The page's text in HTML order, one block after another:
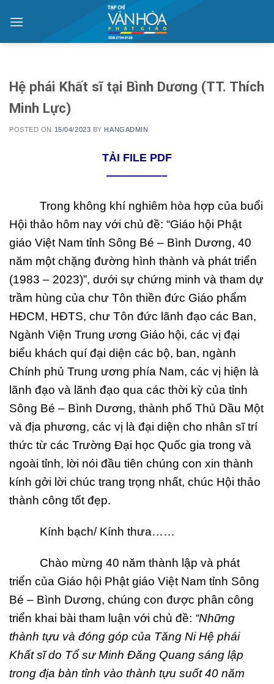
Hệ phái Khất sĩ tại Bình Dương (TT. Thích
Minh Lực)
POSTED ON 15/04/2023 BY HANGADMIN
TẢI FILE PDF
—————–
Trong không khí nghiêm hòa hợp của buổi
Hội thảo hôm nay với chủ đề: “Giáo hội Phật
giáo Việt Nam tỉnh Sông Bé – Bình Dương, 40
năm một chặng đường hình thành và phát triển
(1983 – 2023)”, dưới sự chứng minh và tham dự
trầm hùng của chư Tôn thiền đức Giáo phẩm
HĐCM, HĐTS, chư Tôn đức lãnh đạo các Ban,
Ngành Viện Trung ương Giáo hội, các vị đại
biểu khách quí đại diện các bộ, ban, ngành
Chính phủ Trung ương phía Nam, các vị hiện là
lãnh đạo và lãnh đạo qua các thời kỳ của tỉnh
Sông Bé – Bình Dương, thành phố Thủ Dầu Một
và địa phương, các vị là đại diện cho nhân sĩ trí
thức từ các Trường Đại học Quốc gia trong và
ngoài tỉnh, lời nói đầu tiên chúng con xin thành
kính gởi lời chúc trang trọng nhất, chúc Hội thảo
thành công tốt đẹp.
Kính bạch/ Kính thưa……
Chào mừng 40 năm thành lập và phát
triển của Giáo hội Phật giáo Việt Nam tỉnh Sông
Bé – Bình Dương, chúng con được phân công
triển khai bài tham luận với chủ đề: “Những
thành tựu và đóng góp của Tăng Ni Hệ phái
Khất sĩ do Tổ sư Minh Đăng Quang sáng lập
trong địa bàn tỉnh vào thành tựu suốt 40 năm